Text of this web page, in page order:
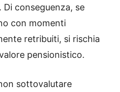
Di conseguenza, se
con momenti
retribuiti, si rischia
pensionistico.
sottovalutare